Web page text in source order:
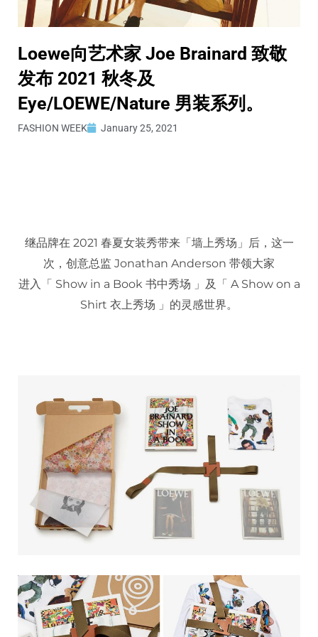
Loewe向艺术家 Joe Brainard 致敬
发布 2021 秋冬及
Eye/LOEWE/Nature 男装系列。
FASHION WEEK January 25, 2021
继品牌在 2021 春夏女装秀带来「墙上秀场」后，这一
次，创意总监 Jonathan Anderson 带领大家
进入「 Show in a Book 书中秀场 」及「 A Show on a
Shirt 衣上秀场 」的灵感世界。